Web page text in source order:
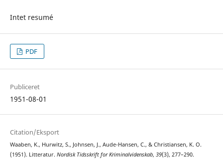
Intet resumé
PDF
Publiceret
1951-08-01
Citation/Eksport
Waaben, K., Hurwitz, S., Johnsen, J., Aude-Hansen, C., & Christiansen, K. O.
(1951). Litteratur. Nordisk Tidsskrift for Kriminalvidenskab, 39(3), 277–290.